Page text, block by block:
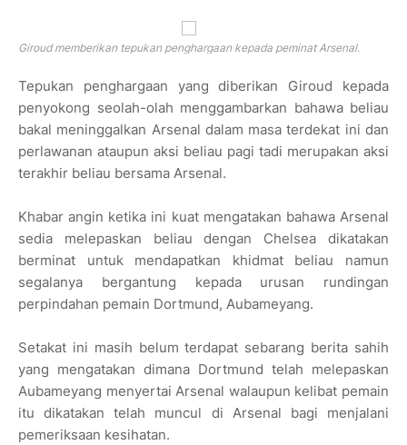
Giroud memberikan tepukan penghargaan kepada peminat Arsenal.
Tepukan penghargaan yang diberikan Giroud kepada
penyokong seolah-olah menggambarkan bahawa beliau
bakal meninggalkan Arsenal dalam masa terdekat ini dan
perlawanan ataupun aksi beliau pagi tadi merupakan aksi
terakhir beliau bersama Arsenal.
Khabar angin ketika ini kuat mengatakan bahawa Arsenal
sedia melepaskan beliau dengan Chelsea dikatakan
berminat untuk mendapatkan khidmat beliau namun
segalanya bergantung kepada urusan rundingan
perpindahan pemain Dortmund, Aubameyang.
Setakat ini masih belum terdapat sebarang berita sahih
yang mengatakan dimana Dortmund telah melepaskan
Aubameyang menyertai Arsenal walaupun kelibat pemain
itu dikatakan telah muncul di Arsenal bagi menjalani
pemeriksaan kesihatan.